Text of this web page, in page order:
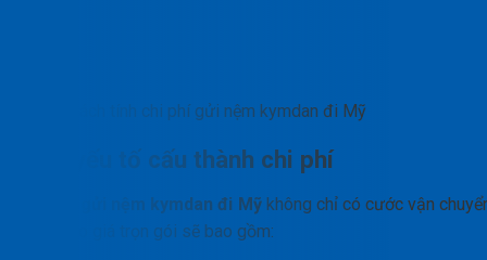
Cách tính chi phí gửi nệm kymdan đi Mỹ
Các yếu tố cấu thành chi phí
gửi nệm kymdan đi Mỹkhông chỉ có cước vận
Một báo giá trọn gói sẽ bao gồm: